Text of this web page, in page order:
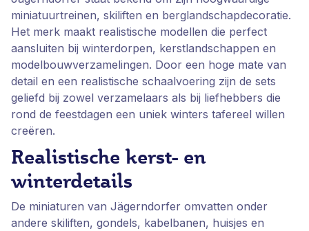
miniatuurtreinen, skiliften en berglandschapdecoratie.
Het merk maakt realistische modellen die perfect
aansluiten bij winterdorpen, kerstlandschappen en
modelbouwverzamelingen. Door een hoge mate van
detail en een realistische schaalvoering zijn de sets
geliefd bij zowel verzamelaars als bij liefhebbers die
rond de feestdagen een uniek winters tafereel willen
creëren.
Realistische kerst- en
winterdetails
De miniaturen van Jägerndorfer omvatten onder
andere skiliften, gondels, kabelbanen, huisjes en